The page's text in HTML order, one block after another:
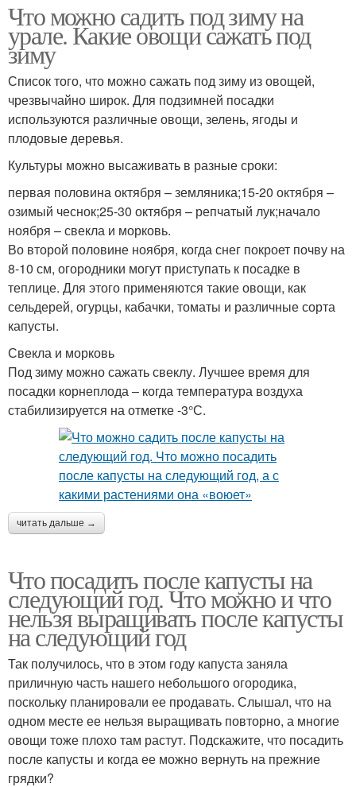
Что можно садить под зиму на
урале. Какие овощи сажать под
зиму
Список того, что можно сажать под зиму из овощей,
чрезвычайно широк. Для подзимней посадки
используются различные овощи, зелень, ягоды и
плодовые деревья.
Культуры можно высаживать в разные сроки:
первая половина октября – земляника;15-20 октября –
озимый чеснок;25-30 октября – репчатый лук;начало
ноября – свекла и морковь.
Во второй половине ноября, когда снег покроет почву на
8-10 см, огородники могут приступать к посадке в
теплице. Для этого применяются такие овощи, как
сельдерей, огурцы, кабачки, томаты и различные сорта
капусты.
Свекла и морковь
Под зиму можно сажать свеклу. Лучшее время для
посадки корнеплода – когда температура воздуха
стабилизируется на отметке -3°С.
читать дальше →
Что посадить после капусты на
следующий год. Что можно и что
нельзя выращивать после капусты
на следующий год
Так получилось, что в этом году капуста заняла
приличную часть нашего небольшого огородика,
поскольку планировали ее продавать. Слышал, что на
одном месте ее нельзя выращивать повторно, а многие
овощи тоже плохо там растут. Подскажите, что посадить
после капусты и когда ее можно вернуть на прежние
грядки?